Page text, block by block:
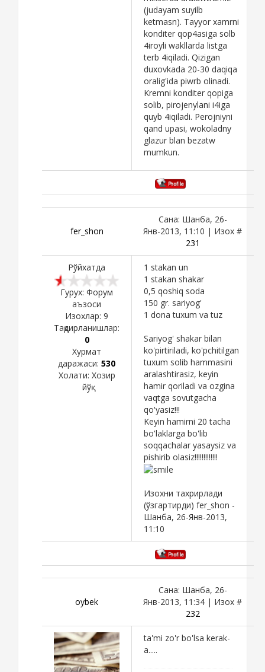
(judayam suyilb
ketmasn). Tayyor xamrni
konditer qop4asiga solb
4iroyli wakllarda listga
terb 4iqiladi. Qizigan
duxovkada 20-30 daqiqa
oralig'ida piwrb olinadi.
Kremni konditer qopiga
solib, pirojenylani i4iga
quyb 4iqiladi. Perojniyni
qand upasi, wokoladny
glazur blan bezatw
mumkun.
fer_shon
Сана: Шанба, 26-
Янв-2013, 11:10 | Изох #
231
Рўйхатда
Гурух: Форум
аъзоси
Изохлар: 9
Тақдирланишлар:
0
Хурмат
даражаси: 530
Холати: Хозир
йўқ
1 stakan un
1 stakan shakar
0,5 qoshiq soda
150 gr. sariyog'
1 dona tuxum va tuz
Sariyog' shakar bilan
ko'pirtiriladi, ko'pchitilgan
tuxum solib hammasini
aralashtirasiz, keyin
hamir qoriladi va ozgina
vaqtga sovutgacha
qo'yasiz!!!
Keyin hamirni 20 tacha
bo'laklarga bo'lib
soqqachalar yasaysiz va
pishirib olasiz!!!!!!!!!!!!!
Изохни тахрирлади
(ўзгартирди) fer_shon -
Шанба, 26-Янв-2013,
11:10
oybek
Сана: Шанба, 26-
Янв-2013, 11:34 | Изох #
232
ta'mi zo'r bo'lsa kerak-
a.....